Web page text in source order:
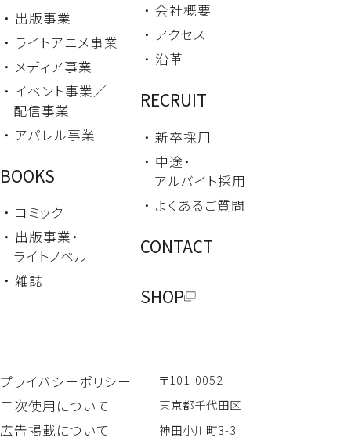
プライバシーポリシー
二次使用について
広告掲載について
〒101-0052
東京都千代田区
神田小川町3-3
・ 出版事業
・ ライトアニメ事業
・ メディア事業
・ イベント事業／
配信事業
・ アパレル事業
BOOKS
・ コミック
・ 出版事業・
ライトノベル
・ 雑誌
・ 会社概要
・ アクセス
・ 沿革
RECRUIT
・ 新卒採用
・ 中途・
アルバイト採用
・ よくあるご質問
CONTACT
SHOP